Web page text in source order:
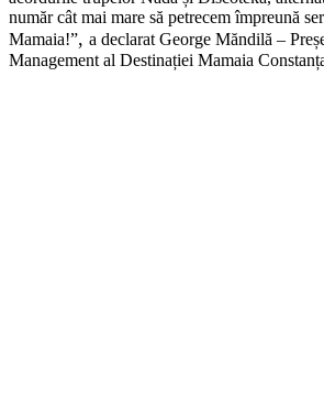
număr cât mai mare să petrecem împreună
Mamaia!”, a declarat George Măndilă –
Management al Destinației Mamaia